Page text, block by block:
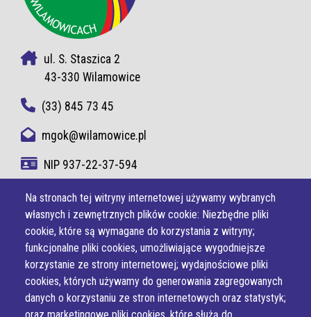
Na stronach tej witryny internetowej używamy wybranych
własnych i zewnętrznych plików cookie: Niezbędne pliki
cookie, które są wymagane do korzystania z witryny;
funkcjonalne pliki cookies, umożliwiające wygodniejsze
korzystanie ze strony internetowej; wydajnościowe pliki
cookies, których używamy do generowania zagregowanych
danych o korzystaniu ze stron internetowych oraz statystyk;
ul. S. Staszica 2
43-330 Wilamowice
(33) 845 73 45
mgok@wilamowice.pl
NIP 937-22-37-594